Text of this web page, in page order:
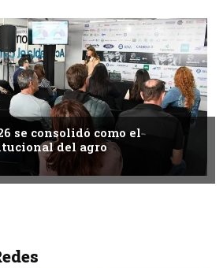
se consolidó como el
del agro